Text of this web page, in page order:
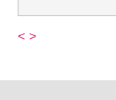
< >